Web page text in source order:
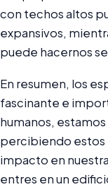
con techos altos
expansivos,
puede hacernos
En resumen, los
fascinante e
humanos,
percibiendo estos
impacto en
entres en un